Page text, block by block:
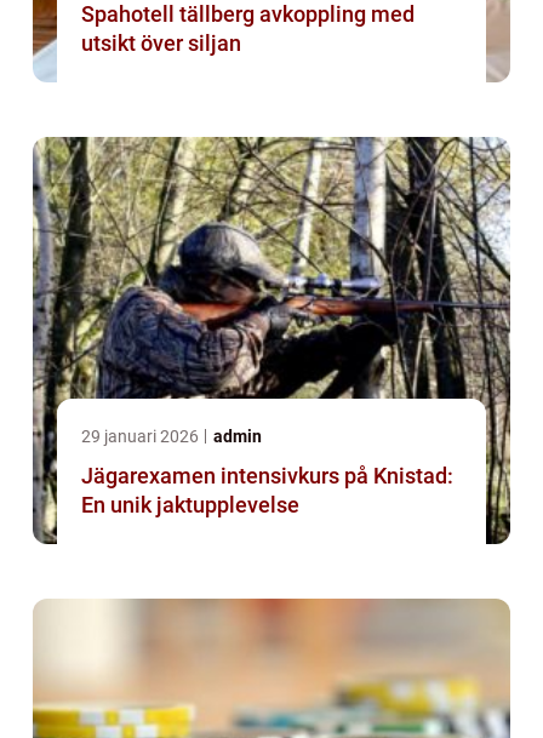
Spahotell tällberg avkoppling med
utsikt över siljan
29 januari 2026 admin
Jägarexamen intensivkurs på Knistad:
En unik jaktupplevelse